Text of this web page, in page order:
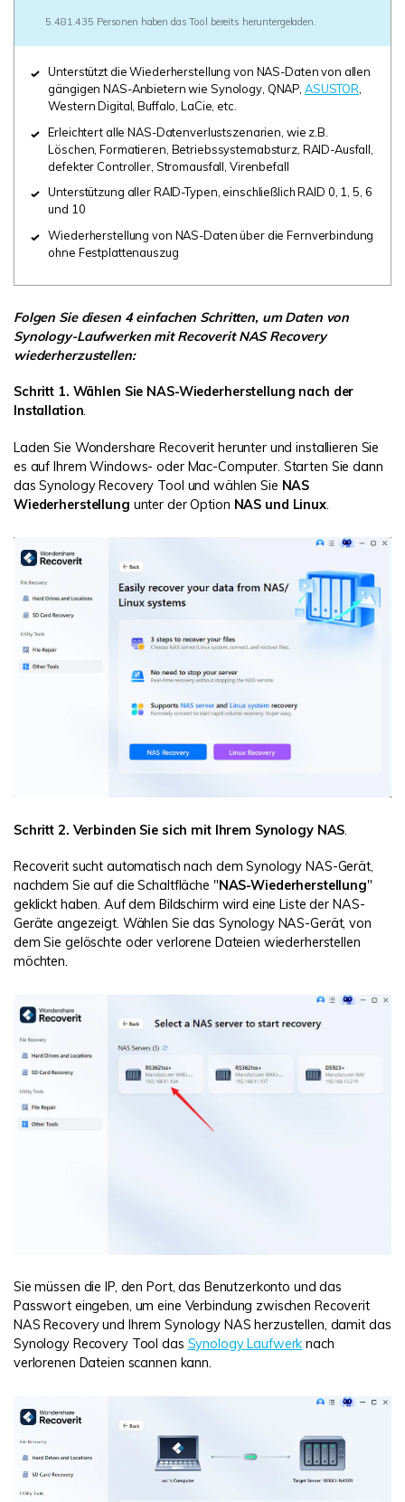
5.481.435 Personen haben das Tool bereits heruntergeladen.
Unterstützt die Wiederherstellung von NAS-Daten von allen
gängigen NAS-Anbietern wie Synology, QNAP, ASUSTOR,
Western Digital, Buffalo, LaCie, etc.
Erleichtert alle NAS-Datenverlustszenarien, wie z.B.
Löschen, Formatieren, Betriebssystemabsturz, RAID-Ausfall,
defekter Controller, Stromausfall, Virenbefall
Unterstützung aller RAID-Typen, einschließlich RAID 0, 1, 5, 6
und 10
Wiederherstellung von NAS-Daten über die Fernverbindung
ohne Festplattenauszug
Folgen Sie diesen 4 einfachen Schritten, um Daten von
Synology-Laufwerken mit Recoverit NAS Recovery
wiederherzustellen:
Schritt 1. Wählen Sie NAS-Wiederherstellung nach der
Installation.
Laden Sie Wondershare Recoverit herunter und installieren Sie
es auf Ihrem Windows- oder Mac-Computer. Starten Sie dann
das Synology Recovery Tool und wählen Sie NAS
Wiederherstellung unter der Option NAS und Linux.
Schritt 2. Verbinden Sie sich mit Ihrem Synology NAS.
Recoverit sucht automatisch nach dem Synology NAS-Gerät,
nachdem Sie auf die Schaltfläche "NAS-Wiederherstellung"
geklickt haben. Auf dem Bildschirm wird eine Liste der NAS-
Geräte angezeigt. Wählen Sie das Synology NAS-Gerät, von
dem Sie gelöschte oder verlorene Dateien wiederherstellen
möchten.
Sie müssen die IP, den Port, das Benutzerkonto und das
Passwort eingeben, um eine Verbindung zwischen Recoverit
NAS Recovery und Ihrem Synology NAS herzustellen, damit das
Synology Recovery Tool das Synology Laufwerk nach
verlorenen Dateien scannen kann.